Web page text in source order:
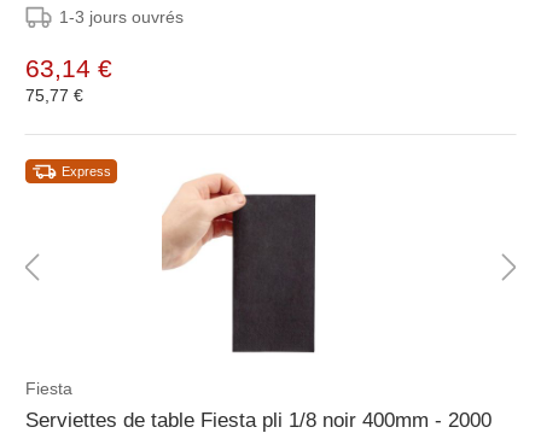
1-3 jours ouvrés
63,14 €
75,77 €
Express
Fiesta
Serviettes de table Fiesta pli 1/8 noir 400mm - 2000